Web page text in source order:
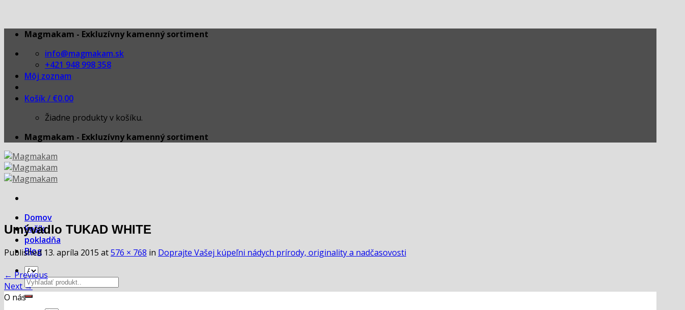
Skip
content
Magmakam - Exkluzívny kamenný sortiment
info@magmakam.sk
+421 948 998 358
Môj zoznam
Košík / €0.00
Žiadne produkty v košíku.
Magmakam - Exkluzívny kamenný sortiment
Domov
košík
pokladňa
Blog
Hľadať:
Umývadlo TUKAD WHITE
Published 13. apríla 2015 at576 × 768 in Doprajte Vašej kúpeľni nádych prírody, originality a nadčasovosti
← Previous
Next→
O nás